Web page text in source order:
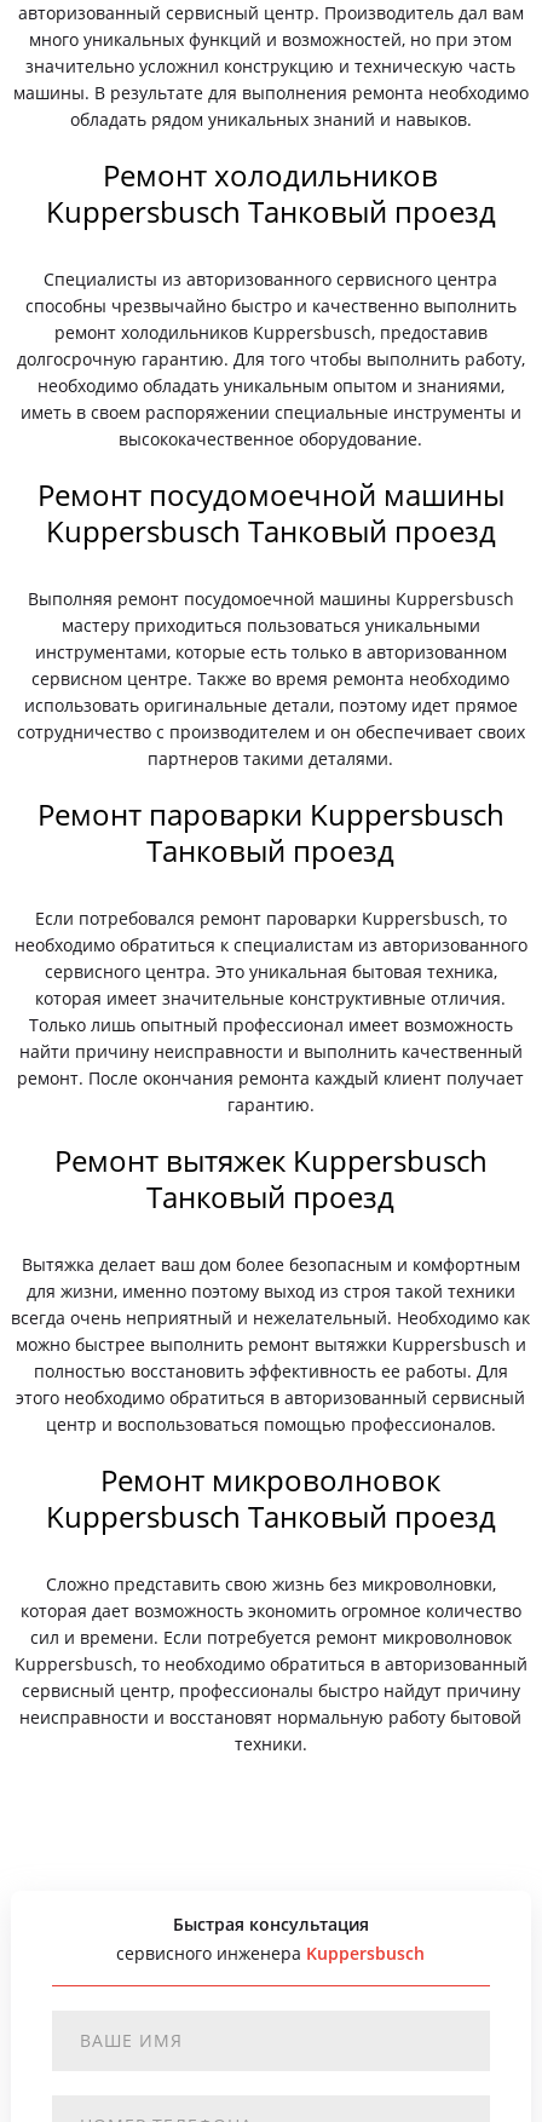
авторизованный сервисный центр. Производитель дал вам
много уникальных функций и возможностей, но при этом
значительно усложнил конструкцию и техническую часть
машины. В результате для выполнения ремонта необходимо
обладать рядом уникальных знаний и навыков.
Ремонт холодильников
Kuppersbusch Танковый проезд
Специалисты из авторизованного сервисного центра
способны чрезвычайно быстро и качественно выполнить
ремонт холодильников Kuppersbusch, предоставив
долгосрочную гарантию. Для того чтобы выполнить работу,
необходимо обладать уникальным опытом и знаниями,
иметь в своем распоряжении специальные инструменты и
высококачественное оборудование.
Ремонт посудомоечной машины
Kuppersbusch Танковый проезд
Выполняя ремонт посудомоечной машины Kuppersbusch
мастеру приходиться пользоваться уникальными
инструментами, которые есть только в авторизованном
сервисном центре. Также во время ремонта необходимо
использовать оригинальные детали, поэтому идет прямое
сотрудничество с производителем и он обеспечивает своих
партнеров такими деталями.
Ремонт пароварки Kuppersbusch
Танковый проезд
Если потребовался ремонт пароварки Kuppersbusch, то
необходимо обратиться к специалистам из авторизованного
сервисного центра. Это уникальная бытовая техника,
которая имеет значительные конструктивные отличия.
Только лишь опытный профессионал имеет возможность
найти причину неисправности и выполнить качественный
ремонт. После окончания ремонта каждый клиент получает
гарантию.
Ремонт вытяжек Kuppersbusch
Танковый проезд
Вытяжка делает ваш дом более безопасным и комфортным
для жизни, именно поэтому выход из строя такой техники
всегда очень неприятный и нежелательный. Необходимо как
можно быстрее выполнить ремонт вытяжки Kuppersbusch и
полностью восстановить эффективность ее работы. Для
этого необходимо обратиться в авторизованный сервисный
центр и воспользоваться помощью профессионалов.
Ремонт микроволновок
Kuppersbusch Танковый проезд
Сложно представить свою жизнь без микроволновки,
которая дает возможность экономить огромное количество
сил и времени. Если потребуется ремонт микроволновок
Kuppersbusch, то необходимо обратиться в авторизованный
сервисный центр, профессионалы быстро найдут причину
неисправности и восстановят нормальную работу бытовой
техники.
Быстрая консультация
сервисного инженера Kuppersbusch